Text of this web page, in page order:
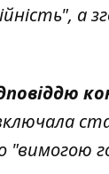
а
"вимогою